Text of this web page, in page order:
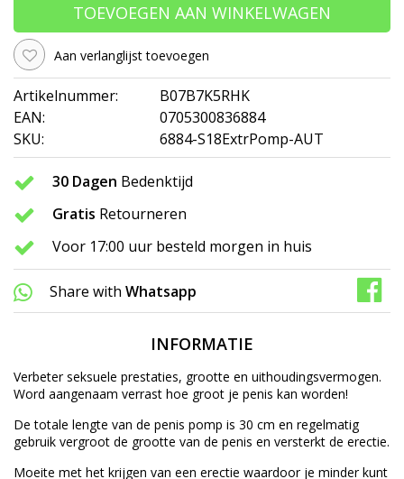
TOEVOEGEN AAN WINKELWAGEN
Aan verlanglijst toevoegen
Artikelnummer:
B07B7K5RHK
EAN:
0705300836884
SKU:
6884-S18ExtrPomp-AUT
30 Dagen Bedenktijd
Gratis Retourneren
Voor 17:00 uur besteld morgen in huis
Share with Whatsapp
INFORMATIE
Verbeter seksuele prestaties, grootte en uithoudingsvermogen.
Word aangenaam verrast hoe groot je penis kan worden!
De totale lengte van de penis pomp is 30 cm en regelmatig
gebruik vergroot de grootte van de penis en versterkt de erectie.
Moeite met het krijgen van een erectie waardoor je minder kunt